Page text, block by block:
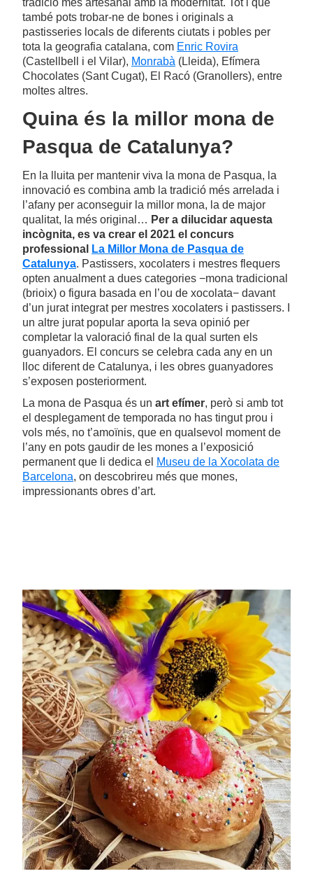
tradició més artesanal amb la modernitat. Tot i que
també pots trobar-ne de bones i originals a
pastisseries locals de diferents ciutats i pobles per
tota la geografia catalana, com Enric Rovira
(Castellbell i el Vilar), Monrabà (Lleida), Efímera
Chocolates (Sant Cugat), El Racó (Granollers), entre
moltes altres.
Quina és la millor mona de
Pasqua de Catalunya?
En la lluita per mantenir viva la mona de Pasqua, la
innovació es combina amb la tradició més arrelada i
l’afany per aconseguir la millor mona, la de major
qualitat, la més original… Per a dilucidar aquesta
incògnita, es va crear el 2021 el concurs
professional
La Millor Mona de Pasqua de
Catalunya. Pastissers, xocolaters i mestres flequers
opten anualment a dues categories −mona tradicional
(brioix) o figura basada en l’ou de xocolata− davant
d’un jurat integrat per mestres xocolaters i pastissers. I
un altre jurat popular aporta la seva opinió per
completar la valoració final de la qual surten els
guanyadors. El concurs se celebra cada any en un
lloc diferent de Catalunya, i les obres guanyadores
s’exposen posteriorment.
La mona de Pasqua és un art efímer, però si amb tot
el desplegament de temporada no has tingut prou i
vols més, no t’amoïnis, que en qualsevol moment de
l’any en pots gaudir de les mones a l’exposició
permanent que li dedica el Museu de la Xocolata de
Barcelona, on descobrireu més que mones,
impressionants obres d’art.